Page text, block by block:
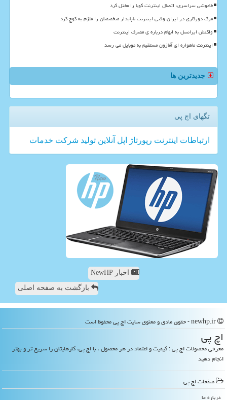
خاموشی سراسری، اتصال اینترنت کوبا را مختل کرد
مرگ دورکاری در ایران وقتی اینترنت ناپایدار متخصصان را ملزم به کوچ کرد
واکنش ایرانسل به ابهام درباره ی مصرف اینترنت
اینترنت ماهواره ای آمازون مستقیم به موبایل می رسد
جدیدترین ها
تگهای اچ پی
ارتباطات اینترنت رپورتاژ اپل آنلاین تولید شركت خدمات
اخبار NewHP
بازگشت به صفحه اصلی
اچ پی
معرفی محصولات اچ پی : کیفیت و اعتماد در هر محصول ، با اچ پی، کارهایتان را سریع تر و بهتر
انجام دهید
صفحات اچ پی
درباره ما